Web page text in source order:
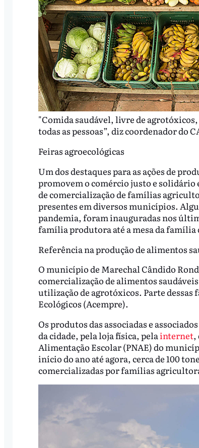
"Comida saudável, livre de
todas as pessoas”, diz coordenador do
Feiras agroecológicas
Um dos destaques para as ações de
promovem o comércio justo e solidário
de comercialização de famílias
presentes em diversos municípios.
pandemia, foram inauguradas nos
família produtora até a mesa da
Referência na produção de alimentos
O município de Marechal Cândido
comercialização de alimentos
utilização de agrotóxicos. Parte
Ecológicos (Acempre).
Os produtos das associadas e
da cidade, pela loja física, pelainternet,
Alimentação Escolar (PNAE) do
início do ano até agora, cerca de 100
comercializadas por famílias